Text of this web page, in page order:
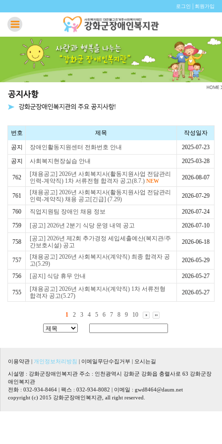
로그인 회원가입
번호 제목 작성일자
공지 장애인활동지원센터 전화번호 안내
2025-07-23
공지
사회복지현장실습 안내 2025-03-28
762
[채용공고] 2026년 사회복지사(활동지원사업 전담관리
인력-계약직) 1차 서류전형 합격자 공고(8.7.) NEW 2026-08-07
761
[채용공고] 2026년 사회복지사(활동지원사업 전담관리
인력-계약직) 채용 공고[긴급] (7.29)
2026-07-29
760 직업지원팀 장애인 채용 정보
2026-07-24
759
[공고] 2026년 2분기 식당 운영 내역 공고 2026-07-10
758
[공고] 2026년 제2회 추가경정 세입세출예산(복지관/주
간보호시설) 공고
2026-06-18
757
[채용공고] 2026년 사회복지사(계약직) 최종 합격자 공
고(5.29)
2026-05-29
756 [공지] 식당 휴무 안내 2026-05-27
755
[채용공고] 2026년 사회복지사(계약직) 1차 서류전형
합격자 공고(5.27)
2026-05-27
1 2 3 4 5 6 7 8 9 10
이용약관 | 개인정보처리방침 | 이메일무단수집거부 | 오시는길
시설명 : 강화군장애인복지관 주소 : 인천광역시 강화군 강화읍 충렬사로 63 강화군장
애인복지관
전화 : 032-934-8464 | 팩스 : 032-934-8082 | 이메일 : gwd8464@daum.net
copyright (c) 2015 강화군장애인복지관, all right reserved.